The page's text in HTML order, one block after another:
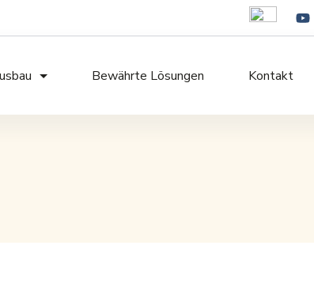
Bewährte Lösungen Kontakt